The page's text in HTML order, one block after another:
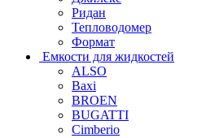
Ридан
Тепловодомер
Формат
Емкости для жидкостей
ALSO
Baxi
BROEN
BUGATTI
Cimberio